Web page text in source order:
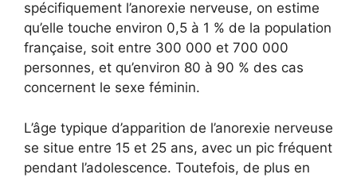
spécifiquement l’anorexie nerveuse, on estime
qu’elle touche environ 0,5 à 1 % de la population
française, soit entre 300 000 et 700 000
personnes, et qu’environ 80 à 90 % des cas
concernent le sexe féminin.
L’âge typique d’apparition de l’anorexie nerveuse
se situe entre 15 et 25 ans, avec un pic fréquent
pendant l’adolescence. Toutefois, de plus en